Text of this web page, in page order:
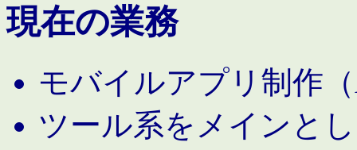
現在の業務
モバイルアプリ制作
ツール系をメインと